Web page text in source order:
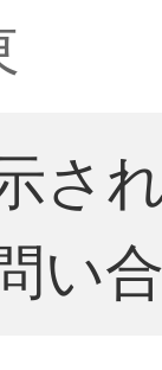
さ
い